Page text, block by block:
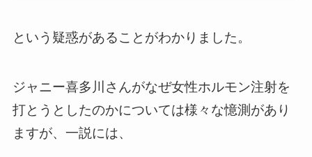
という疑惑があることがわかりました。
ジャニー喜多川さんがなぜ女性ホルモン注射を
打とうとしたのかについては様々な憶測があり
ますが、一説には、